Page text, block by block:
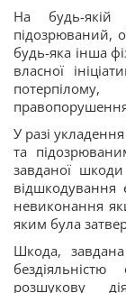
На будь-якій
підозрюваний,
будь-яка інша
власної
У разі
та
завданої шкоди
відшкодування
невиконання
яким була
Шкода,
розшукову